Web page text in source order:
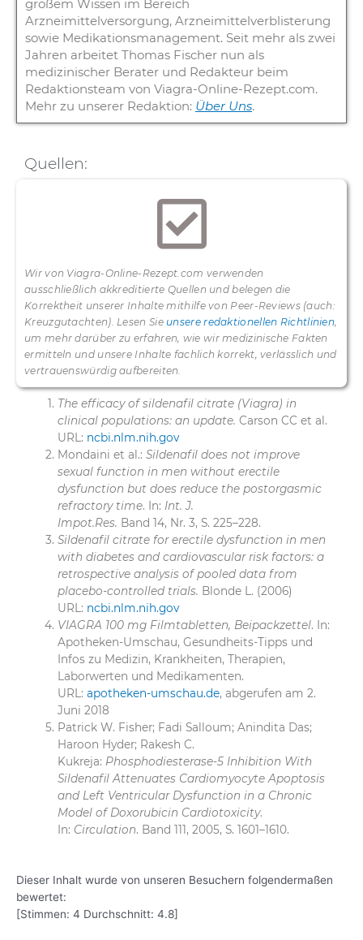
großem Wissen im Bereich
Arzneimittelversorgung, Arzneimittelverblisterung
sowie Medikationsmanagement. Seit mehr als zwei
Jahren arbeitet Thomas Fischer nun als
medizinischer Berater und Redakteur beim
Redaktionsteam von Viagra-Online-Rezept.com.
Mehr zu unserer Redaktion: Über Uns.
Quellen:
Wir von Viagra-Online-Rezept.com verwenden
ausschließlich akkreditierte Quellen und belegen die
Korrektheit unserer Inhalte mithilfe von Peer-Reviews (auch:
Kreuzgutachten). Lesen Sie unsere redaktionellen Richtlinien,
um mehr darüber zu erfahren, wie wir medizinische Fakten
ermitteln und unsere Inhalte fachlich korrekt, verlässlich und
vertrauenswürdig aufbereiten.
The efficacy of sildenafil citrate (Viagra) in
clinical populations: an update. Carson CC et al.
URL: ncbi.nlm.nih.gov
Mondaini et al.:Sildenafil does not improve
sexual function in men without erectile
dysfunction but does reduce the postorgasmic
refractory time. In: Int. J.
Impot.Res. Band 14, Nr. 3, S. 225–228.
Sildenafil citrate for erectile dysfunction in men
with diabetes and cardiovascular risk factors: a
retrospective analysis of pooled data from
placebo-controlled trials. Blonde L. (2006)
URL: ncbi.nlm.nih.gov
VIAGRA 100 mg Filmtabletten, Beipackzettel. In:
Apotheken-Umschau, Gesundheits-Tipps und
Infos zu Medizin, Krankheiten, Therapien,
Laborwerten und Medikamenten.
URL:apotheken-umschau.de, abgerufen am 2.
Juni 2018
Patrick W. Fisher; Fadi Salloum; Anindita Das;
Haroon Hyder; Rakesh C.
Kukreja: Phosphodiesterase-5 Inhibition With
Sildenafil Attenuates Cardiomyocyte Apoptosis
and Left Ventricular Dysfunction in a Chronic
Model of Doxorubicin Cardiotoxicity.
In: Circulation. Band 111, 2005, S. 1601–1610.
Dieser Inhalt wurde von unseren Besuchern folgendermaßen
bewertet:
[Stimmen: 4 Durchschnitt: 4.8]